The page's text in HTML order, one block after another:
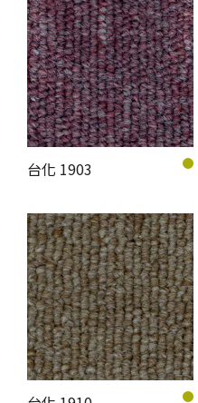
台化 1903